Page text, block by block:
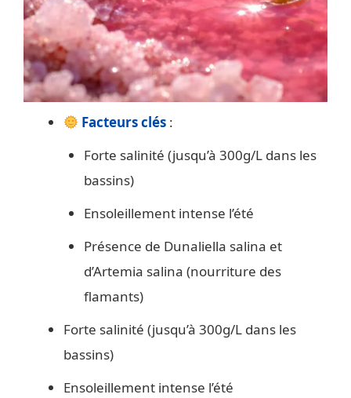
Facteurs clés :
Forte salinité (jusqu’à 300g/L dans les
bassins)
Ensoleillement intense l’été
Présence de Dunaliella salina et
d’Artemia salina (nourriture des
flamants)
Forte salinité (jusqu’à 300g/L dans les
bassins)
Ensoleillement intense l’été